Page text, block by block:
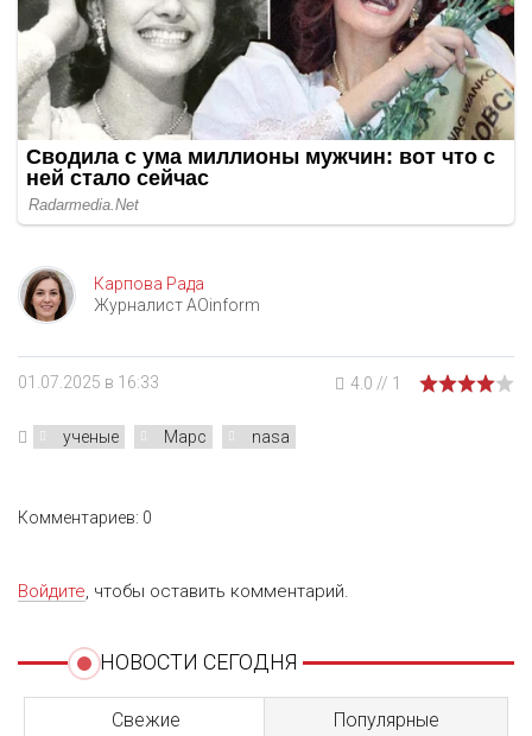
Карпова Рада
Журналист AOinform
01.07.2025 в 16:33 4.0 // 1
ученые Марс nasa
Комментариев: 0
Войдите, чтобы оставить комментарий.
НОВОСТИ СЕГОДНЯ
Свежие Популярные